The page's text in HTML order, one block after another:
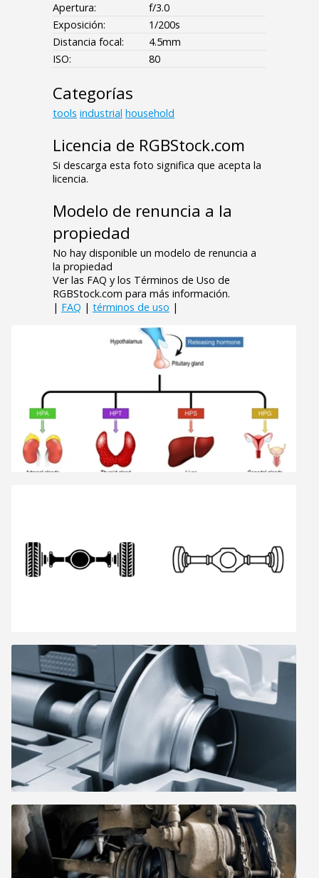
Apertura:
f/3.0
Exposición:
1/200s
Distancia focal:
4.5mm
ISO:
80
Categorías
tools industrial household
Licencia de RGBStock.com
Si descarga esta foto significa que acepta la
licencia.
Modelo de renuncia a la
propiedad
No hay disponible un modelo de renuncia a
la propiedad
Ver las FAQ y los Términos de Uso de
RGBStock.com para más información.
| FAQ | términos de uso |